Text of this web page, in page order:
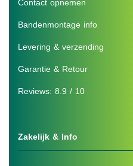
Contact opnemen
Bandenmontage info
Levering & verzending
Garantie & Retour
Reviews: 8.9 / 10
Zakelijk & Info